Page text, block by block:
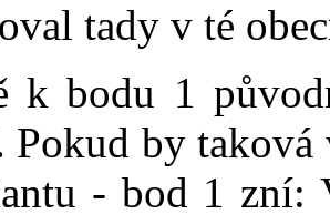
tady v té
k bodu 1
by taková
- bod 1 zní: